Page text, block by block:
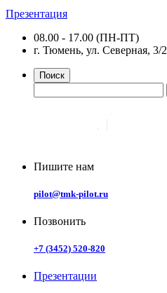
Презентация
08.00 - 17.00 (ПН-ПТ)
г. Тюмень, ул. Северная, 3/2
Поиск
Пишите нам
pilot@tmk-pilot.ru
Позвонить
+7 (3452) 520-820
Презентации